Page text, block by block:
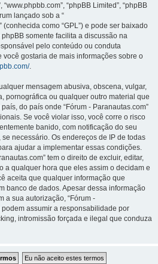
“www.phpbb.com”, “phpBB Limited”, “phpBB
lançado sob a “
” (conhecida como “GPL”) e pode ser baixado
phpBB somente facilita a discussão na
pelo conteúdo ou conduta
gostaria de mais informações sobre o
.
mensagem abusiva, obscena, vulgar,
pornográfica ou qualquer outro material que
do país onde “Fórum - Paranautas.com”
Se você violar isso, você corre o risco
banido, com notificação do seu
necessário. Os endereços de IP de todas
ajudar a implementar essas condições.
tem o direito de excluir, editar,
a qualquer hora que eles assim o decidam e
aceita que qualquer informação que
banco de dados. Apesar dessa informação
a sua autorização, “Fórum -
podem assumir a responsabilidade por
intromissão forçada e ilegal que conduza